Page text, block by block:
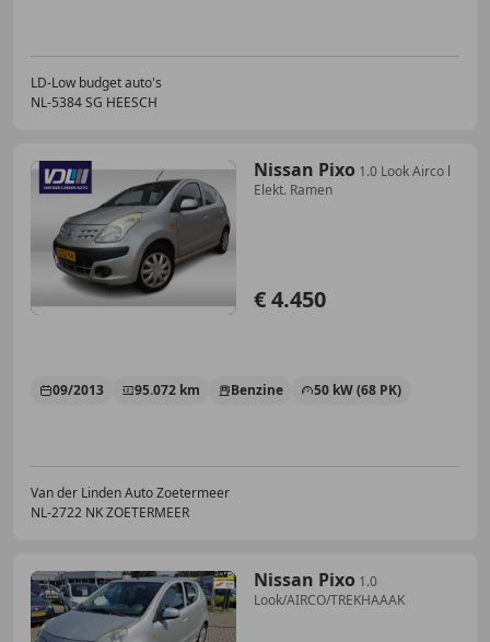
LD-Low budget auto's
NL-5384 SG HEESCH
Nissan Pixo 1.0 Look Airco l
Elekt. Ramen
€ 4.450
09/2013 95.072 km Benzine 50 kW (68 PK)
Van der Linden Auto Zoetermeer
NL-2722 NK ZOETERMEER
Nissan Pixo 1.0
Look/AIRCO/TREKHAAAK